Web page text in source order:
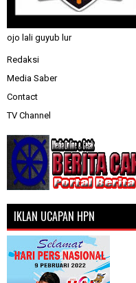
ojo lali guyub lur
Redaksi
Media Saber
Contact
TV Channel
IKLAN UCAPAN HPN